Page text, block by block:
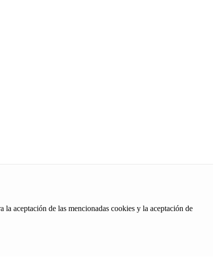
aceptación de las mencionadas cookies y la aceptación de